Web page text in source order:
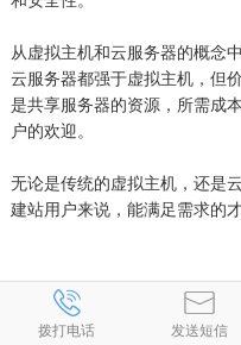
从虚拟主机和云服务器的概念
云服务器都强于虚拟主机，但
是共享服务器的资源，所需成
户的欢迎。
无论是传统的虚拟主机，还是
建站用户来说，能满足需求的
拨打电话 发送短信